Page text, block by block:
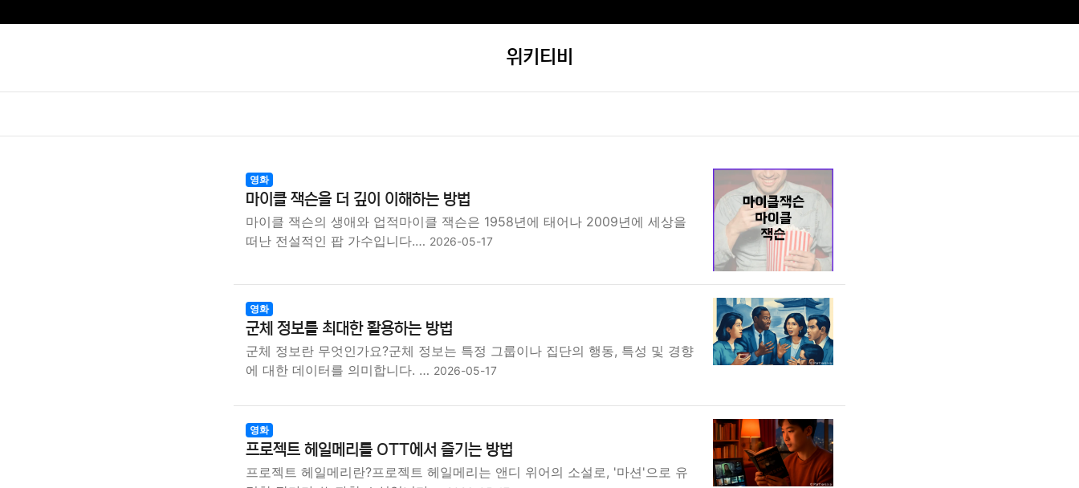
위키티비
영화
마이클 잭슨을 더 깊이 이해하는 방법
마이클 잭슨의 생애와 업적마이클 잭슨은 1958년에 태어나 2009년에 세상을
떠난 전설적인 팝 가수입니다.… 2026-05-17
영화
군체 정보를 최대한 활용하는 방법
군체 정보란 무엇인가요?군체 정보는 특정 그룹이나 집단의 행동, 특성 및 경향
에 대한 데이터를 의미합니다. … 2026-05-17
영화
프로젝트 헤일메리를 OTT에서 즐기는 방법
프로젝트 헤일메리란?프로젝트 헤일메리는 앤디 위어의 소설로, '마션'으로 유